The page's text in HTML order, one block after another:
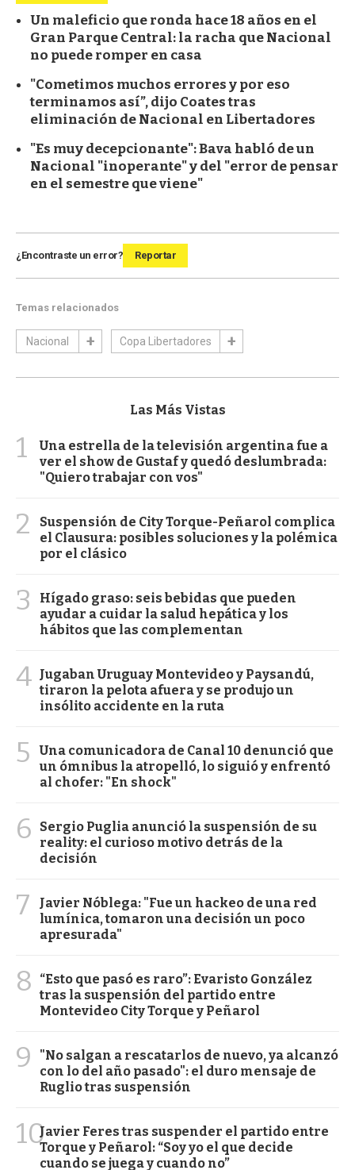
Un maleficio que ronda hace 18 años en el
Gran Parque Central: la racha que Nacional
no puede romper en casa
"Cometimos muchos errores y por eso
terminamos así”, dijo Coates tras
eliminación de Nacional en Libertadores
"Es muy decepcionante": Bava habló de un
Nacional "inoperante" y del "error de pensar
en el semestre que viene"
¿Encontraste un error? Reportar
Temas relacionados
Nacional Copa Libertadores
Las Más Vistas
1
Una estrella de la televisión argentina fue a
ver el show de Gustaf y quedó deslumbrada:
"Quiero trabajar con vos"
2
Suspensión de City Torque-Peñarol complica
el Clausura: posibles soluciones y la polémica
por el clásico
3
Hígado graso: seis bebidas que pueden
ayudar a cuidar la salud hepática y los
hábitos que las complementan
4 Jugaban Uruguay Montevideo y Paysandú,
tiraron la pelota afuera y se produjo un
insólito accidente en la ruta
5
Una comunicadora de Canal 10 denunció que
un ómnibus la atropelló, lo siguió y enfrentó
al chofer: "En shock"
6
Sergio Puglia anunció la suspensión de su
reality: el curioso motivo detrás de la
decisión
7
Javier Nóblega: "Fue un hackeo de una red
lumínica, tomaron una decisión un poco
apresurada"
8
“Esto que pasó es raro”: Evaristo González
tras la suspensión del partido entre
Montevideo City Torque y Peñarol
9
"No salgan a rescatarlos de nuevo, ya alcanzó
con lo del año pasado": el duro mensaje de
Ruglio tras suspensión
10Javier Feres tras suspender el partido entre
Torque y Peñarol: “Soy yo el que decide
cuando se juega y cuando no”